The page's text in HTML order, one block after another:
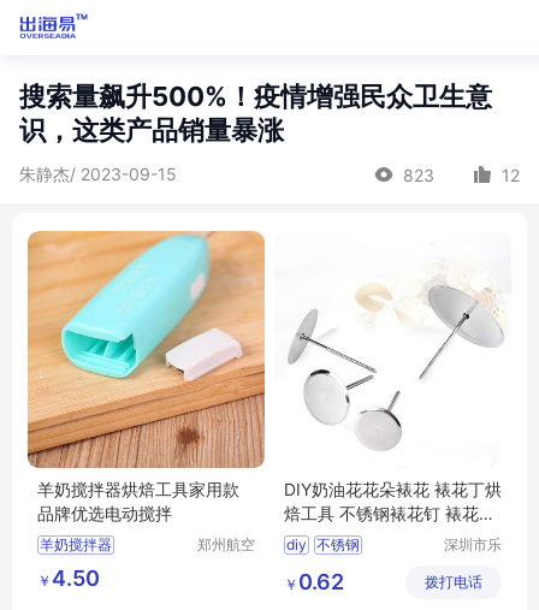
搜索量飙升500%！疫情增强民众卫生意
识，这类产品销量暴涨
朱静杰/ 2023-09-15 823 12
羊奶搅拌器烘焙工具家用款
品牌优选电动搅拌
羊奶搅拌器
郑州航空
￥ 4.50
DIY奶油花花朵裱花 裱花丁烘
焙工具 不锈钢裱花钉 裱花针
裱花托
diy 不锈钢
深圳市乐
技有限公
￥ 0.62 拨打电话